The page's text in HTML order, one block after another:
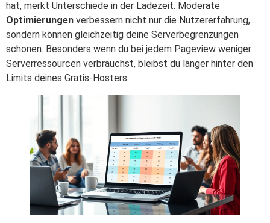
hat, merkt Unterschiede in der Ladezeit. Moderate
Optimierungen verbessern nicht nur die Nutzererfahrung,
sondern können gleichzeitig deine Serverbegrenzungen
schonen. Besonders wenn du bei jedem Pageview weniger
Serverressourcen verbrauchst, bleibst du länger hinter den
Limits deines Gratis-Hosters.